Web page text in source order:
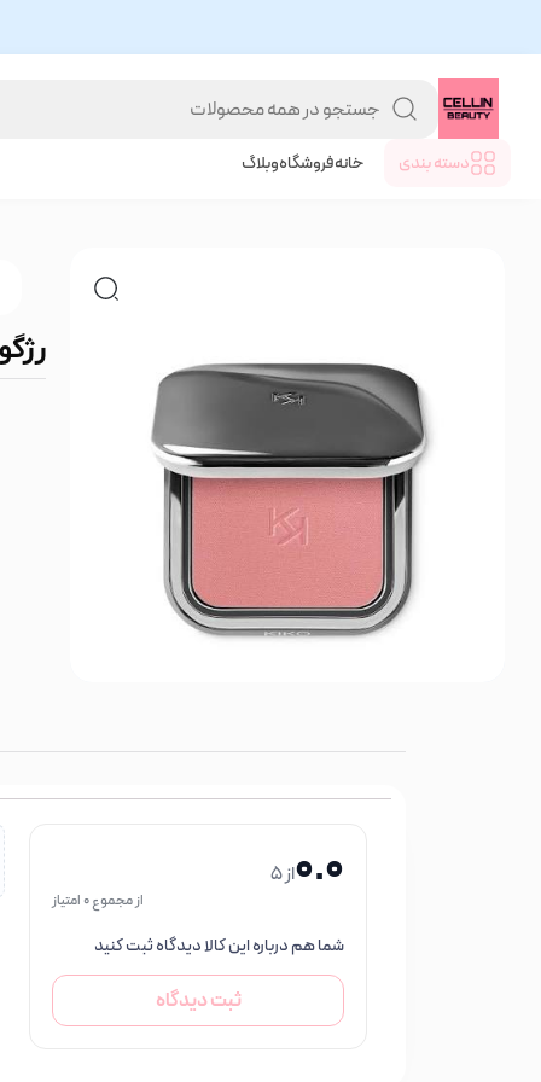
دسته بندی خانهفروشگاهوبلاگ
0.0از 5
از مجموع 0 امتیاز
شما هم درباره این کالا دیدگاه ثبت کنید
ثبت دیدگاه